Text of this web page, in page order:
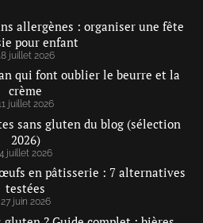
allergènes : organiser une fête
pour enfant
juillet 2026
qui font oublier le beurre et la
crème
juillet 2026
sans gluten du blog (sélection
2026)
4 juillet 2026
en pâtisserie : 7 alternatives
testées
27 juin 2026